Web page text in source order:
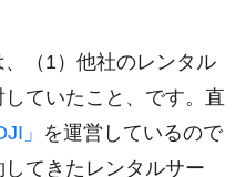
（1）他社のレンタル
ていたこと、です。直
」 を運営しているので
てきたレンタルサー